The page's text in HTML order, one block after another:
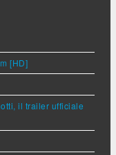
[HD]
il trailer ufficiale